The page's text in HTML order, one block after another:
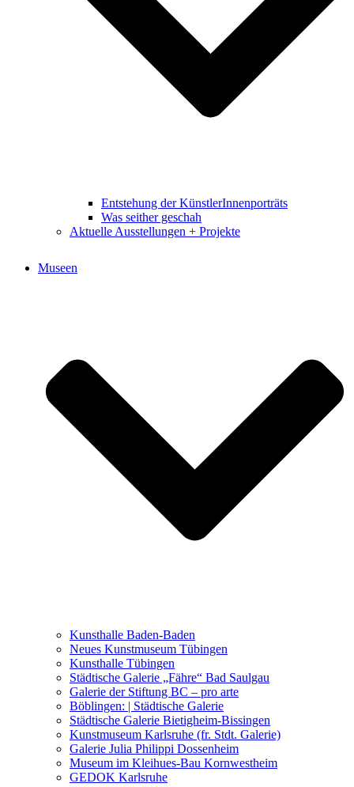
Entstehung der KünstlerInnenporträts
Was seither geschah
Aktuelle Ausstellungen + Projekte
Was seither geschah
Kunstwettbewerbe, Ausschreibungen für Künstler
Museen
Kunsthalle Baden-Baden
Neues Kunstmuseum Tübingen
Kunsthalle Tübingen
Städtische Galerie „Fähre“ Bad Saulgau
Galerie der Stiftung BC – pro arte
Böblingen: | Städtische Galerie
Städtische Galerie Bietigheim-Bissingen
Kunstmuseum Karlsruhe (fr. Stdt. Galerie)
Galerie Julia Philippi Dossenheim
Museum im Kleihues-Bau Kornwestheim
GEDOK Karlsruhe